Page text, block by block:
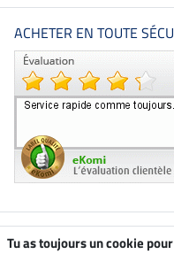
ACHETER EN TOUTE
Boutique climatiquement
Tu as toujours un cookie